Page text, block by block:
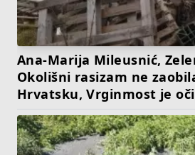
Ana-Marija Mileusnić,
Okolišni rasizam ne
Hrvatsku, Vrginmost je